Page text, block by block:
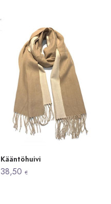
Kääntöhuivi
38,50 €